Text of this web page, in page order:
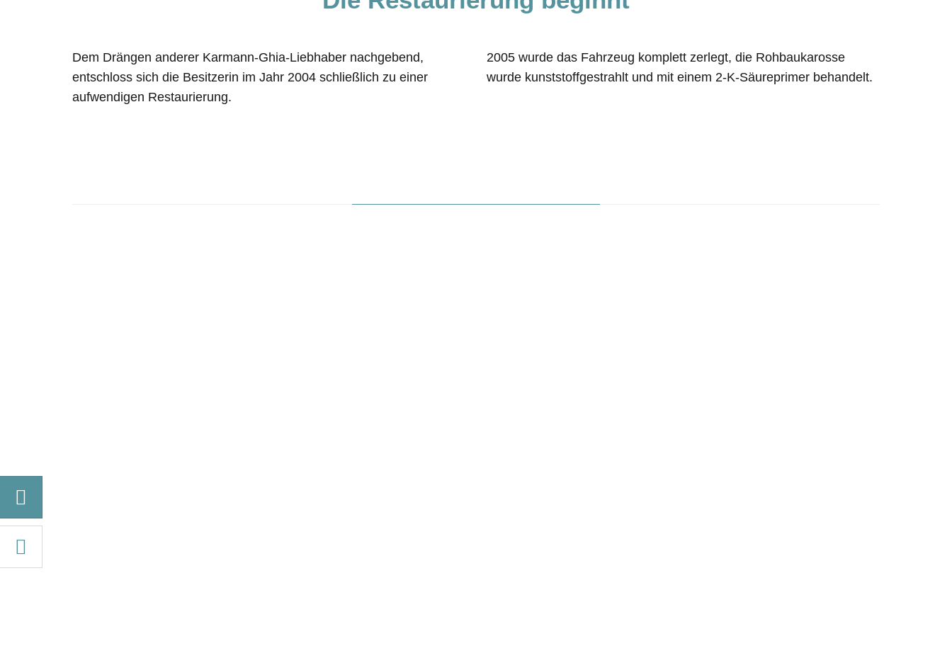
Dem Drängen anderer Karmann-Ghia-Liebhaber nachgebend,
entschloss sich die Besitzerin im Jahr 2004 schließlich zu einer
aufwendigen Restaurierung.
2005 wurde das Fahrzeug komplett zerlegt, die Rohbaukarosse
wurde kunststoffgestrahlt und mit einem 2-K-Säureprimer behandelt.